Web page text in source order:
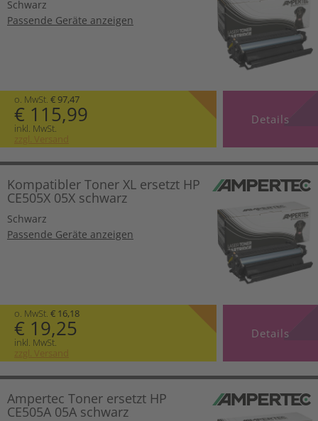
Schwarz
Passende Geräte anzeigen
o. MwSt. € 97,47
€ 115,99
inkl. MwSt.
zzgl. Versand
Details
Kompatibler Toner XL ersetzt HP
CE505X 05X schwarz
Schwarz
Passende Geräte anzeigen
o. MwSt. € 16,18
€ 19,25
inkl. MwSt.
zzgl. Versand
Details
Ampertec Toner ersetzt HP
CE505A 05A schwarz